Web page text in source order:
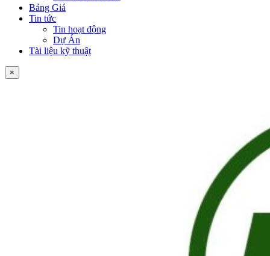
Bảng Giá
Tin tức
Tin hoạt động
Dự Án
Tài liệu kỹ thuật
×